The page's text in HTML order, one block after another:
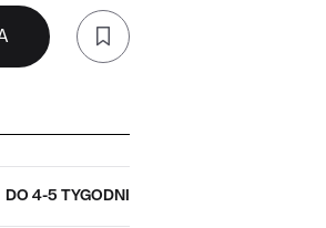
DO 4-5 TYGODNI